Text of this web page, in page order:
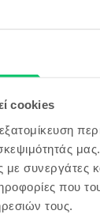
cookies
με
που
τους.